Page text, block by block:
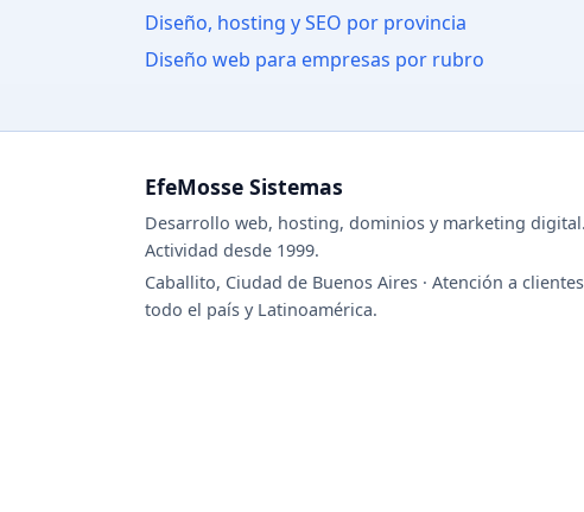
Diseño, hosting y SEO por provincia
Diseño web para empresas por rubro
EfeMosse Sistemas
Desarrollo web, hosting, dominios y marketing digital.
Actividad desde 1999.
Caballito, Ciudad de Buenos Aires · Atención a
todo el país y Latinoamérica.